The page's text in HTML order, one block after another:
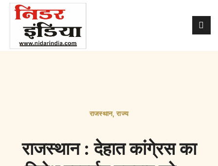
राजस्थान,राज्य
राजस्थान : देहात कांगे्रस का